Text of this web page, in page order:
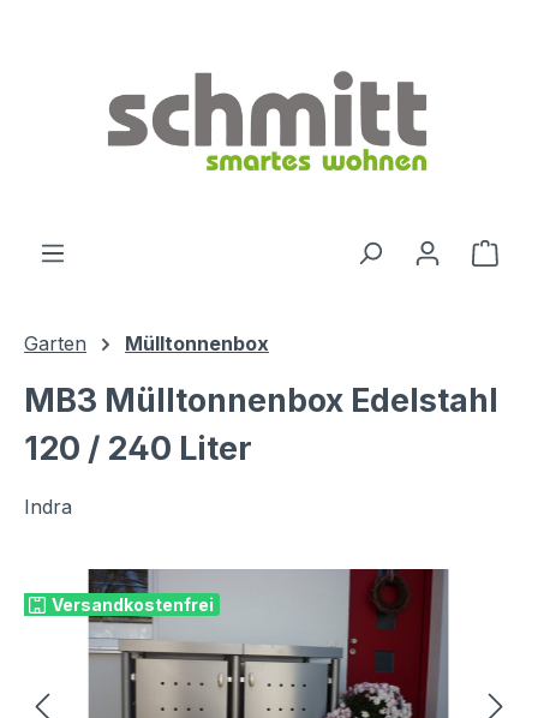
Garten Mülltonnenbox
MB3 Mülltonnenbox Edelstahl
120 / 240 Liter
Indra
Versandkostenfrei